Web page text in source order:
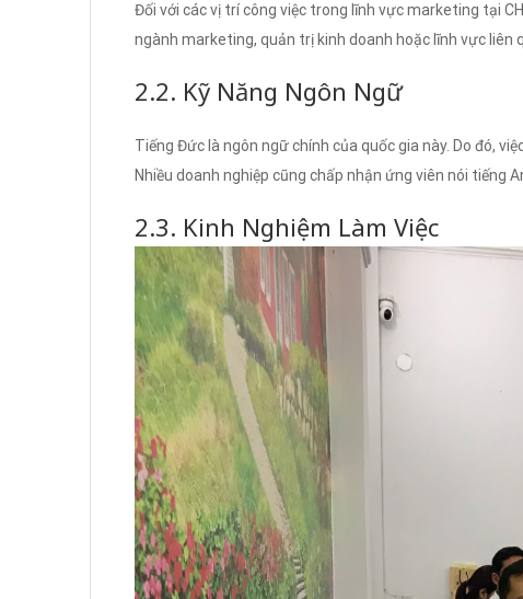
Đối với các vị trí công việc trong lĩnh vực marketing tại
ngành marketing, quản trị kinh doanh hoặc lĩnh vực liên
2.2. Kỹ Năng Ngôn Ngữ
Tiếng Đức là ngôn ngữ chính của quốc gia này. Do đó,
Nhiều doanh nghiệp cũng chấp nhận ứng viên nói tiếng
2.3. Kinh Nghiệm Làm Việc